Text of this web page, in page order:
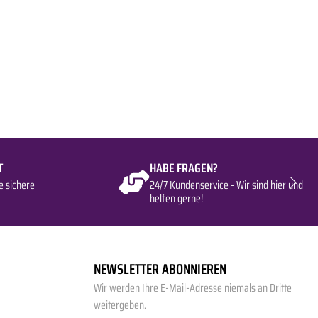
sichere
HABE FRAGEN?
24/7 Kundenservice - Wir sind hier und
helfen gerne!
NEWSLETTER ABONNIEREN
Wir werden Ihre E-Mail-Adresse niemals an Dritte
weitergeben.